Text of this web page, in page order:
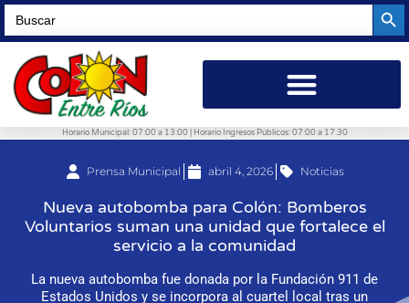
Search
for:
Horario Municipal: 07:00 a 13:00 | Horario Ingresos Públicos: 07:00 a 17:30
Prensa Municipal abril 4, 2026 Noticias
Nueva autobomba para Colón: Bomberos
Voluntarios suman una unidad que fortalece el
servicio a la comunidad
La nueva autobomba fue donada por la Fundación 911 de
Estados Unidos y se incorpora al cuartel local tras un